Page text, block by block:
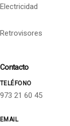
Electricidad
Retrovisores
Contacto
TELÉFONO
973 21 60 45
EMAIL